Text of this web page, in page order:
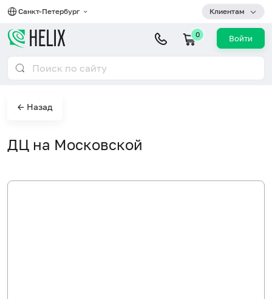
Санкт-Петербург Клиентам
0 Войти
← Назад
ДЦ на Московской